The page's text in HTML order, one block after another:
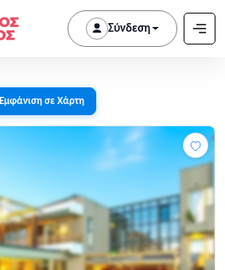
Σύνδεση
Εμφάνιση σε Χάρτη